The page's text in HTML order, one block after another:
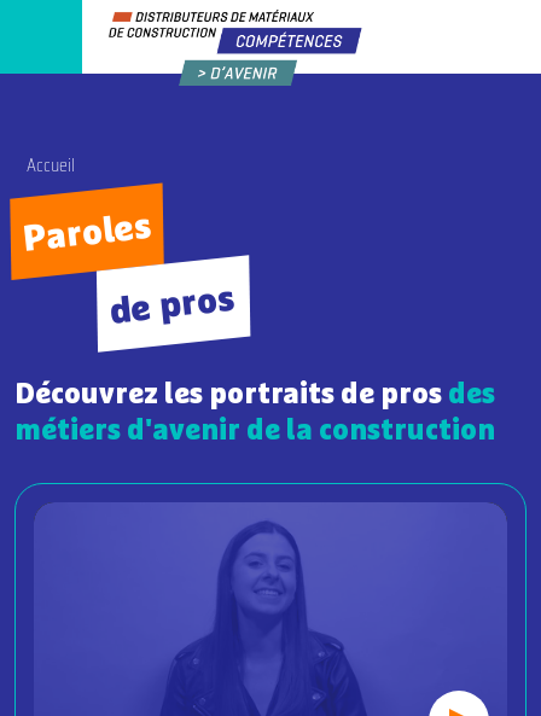
Accueil
Paroles
de pros
Découvrez les portraits de pros des
métiers d'avenir de la construction